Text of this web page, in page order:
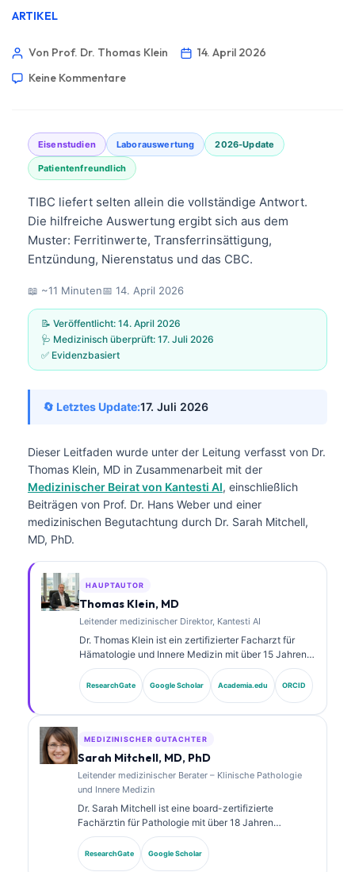
ARTIKEL
Von Prof. Dr. Thomas Klein
14. April 2026
Keine Kommentare
Eisenstudien Laborauswertung 2026-Update
Patientenfreundlich
TIBC liefert selten allein die vollständige Antwort.
Die hilfreiche Auswertung ergibt sich aus dem
Muster: Ferritinwerte, Transferrinsättigung,
Entzündung, Nierenstatus und das CBC.
📖 ~11 Minuten📅 14. April 2026
📝 Veröffentlicht: 14. April 2026
🩺 Medizinisch überprüft: 17. Juli 2026
✅ Evidenzbasiert
🔄 Letztes Update:17. Juli 2026
Dieser Leitfaden wurde unter der Leitung verfasst von Dr.
Thomas Klein, MD in Zusammenarbeit mit der
Medizinischer Beirat von Kantesti AI, einschließlich
Beiträgen von Prof. Dr. Hans Weber und einer
medizinischen Begutachtung durch Dr. Sarah Mitchell,
MD, PhD.
HAUPTAUTOR
Thomas Klein, MD
Leitender medizinischer Direktor, Kantesti AI
Dr. Thomas Klein ist ein zertifizierter Facharzt für
Hämatologie und Innere Medizin mit über 15 Jahren
Erfahrung in der Labormedizin und in der KI-
gestützten klinischen Analyse. Als Chief Medical
Officer bei Kantesti AI übernimmt er die klinische
umfangreich zu der Interpretation von Biomarkern
und zu Labor- diagnostik in Themen der
ResearchGate Google Scholar Academia.edu ORCID
MEDIZINISCHER GUTACHTER
Sarah Mitchell, MD, PhD
Leitender medizinischer Berater – Klinische Pathologie
und Innere Medizin
Dr. Sarah Mitchell ist eine board-zertifizierte
Fachärztin für Pathologie mit über 18 Jahren
Erfahrung in der Laboratoriumsmedizin und in der
diagnostischen Analyse. Sie verfügt über
Spezialzertifizierungen in klinischer Chemie und hat
ResearchGate Google Scholar